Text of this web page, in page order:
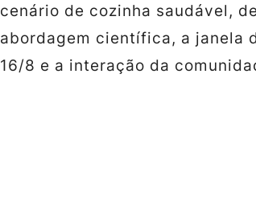
cenário de cozinha saudável,
abordagem científica, a janela
16/8 e a interação da